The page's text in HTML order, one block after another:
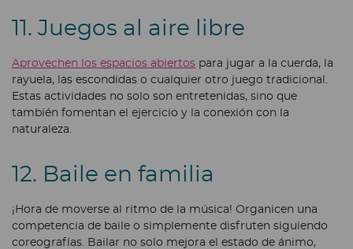
11. Juegos al aire libre
Aprovechen los espacios abiertos para jugar a la cuerda, la
rayuela, las escondidas o cualquier otro juego tradicional.
Estas actividades no solo son entretenidas, sino que
también fomentan el ejercicio y la conexión con la
naturaleza.
12. Baile en familia
¡Hora de moverse al ritmo de la música! Organicen una
competencia de baile o simplemente disfruten siguiendo
coreografías. Bailar no solo mejora el estado de ánimo,